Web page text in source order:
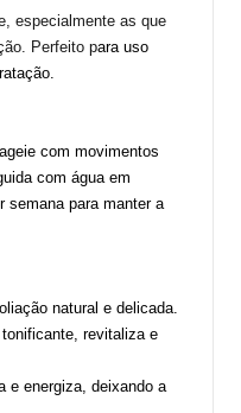
especialmente as que
Perfeito para uso
com movimentos
com água em
semana para manter a
natural e delicada.
revitaliza e
e energiza, deixando a